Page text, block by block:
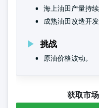
海上油田产量持续
成熟油田改造开
挑战
原油价格波动。
获取市